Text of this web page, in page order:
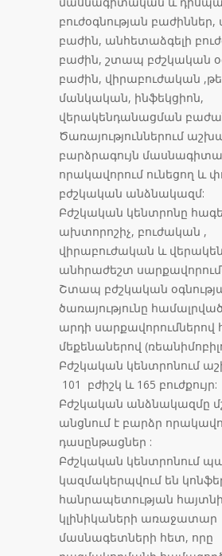
բուժօգնության
բաժին, անհետաձգելի
բաժին, շտապ բժշկական
բաժին, վիրաբուժական
մանկական, ինֆեկցիոն,
վերակենդանացման
Ծառայություններում
բարձրագույն
որակավորում ունեցող և
բժշկական անձնակազմ:
Բժշկական կենտրոնը
ախտորոշիչ, բուժական ,
վիրաբուժական և
անհրաժեշտ
Շտապ բժշկական
ծառայությունը
արդի սարքավորումներով
մեքենաներով
Բժշկական կենտրոնում
101 բժիշկ և 165 բուժքույր:
Բժշկական անձնակազմը
անցնում է բարձր
դասընթացներ :
Բժշկական կենտրոնում
կազմակերպվում են
հանրապետության հայտնի
կլինիկաների առաջատար
մասնագետների հետ, որը